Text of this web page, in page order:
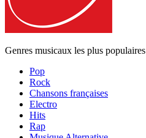
Genres musicaux les plus populaires
Pop
Rock
Chansons françaises
Electro
Hits
Rap